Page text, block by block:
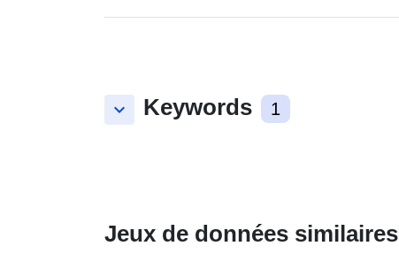
keyboard_arrow_down Keywords 1
Jeux de données similaires